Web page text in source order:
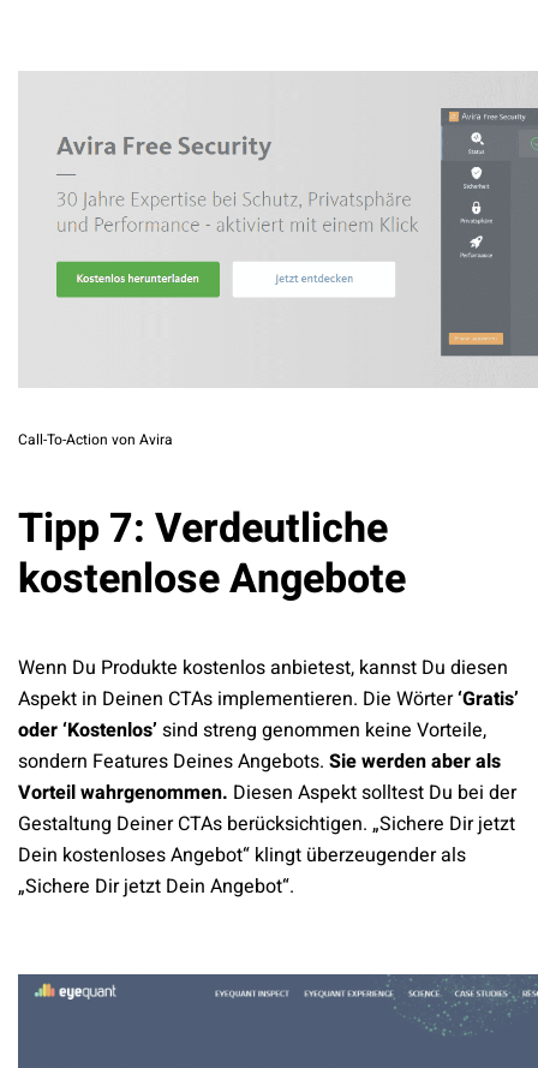
Call-To-Action von Avira
Tipp 7: Verdeutliche
kostenlose Angebote
Wenn Du Produkte kostenlos anbietest, kannst Du diesen
Aspekt in Deinen CTAs implementieren. Die Wörter‘Gratis’
oder ‘Kostenlos’ sind streng genommen keine Vorteile,
sondern Features Deines Angebots. Sie werden aber als
Vorteil wahrgenommen. Diesen Aspekt solltest Du bei der
Gestaltung Deiner CTAs berücksichtigen. „Sichere Dir jetzt
Dein kostenloses Angebot“ klingt überzeugender als
„Sichere Dir jetzt Dein Angebot“.